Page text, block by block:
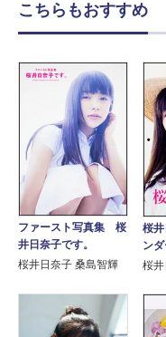
こちらもおすすめ
ファースト写真集 桜
井日奈子です。
桜井日奈子 桑島智輝
桜
ン
桜